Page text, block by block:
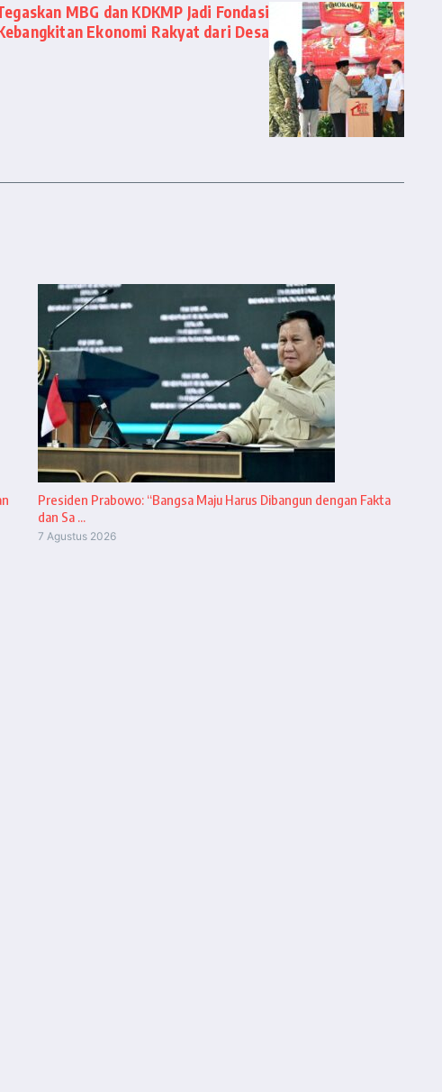
MBG dan KDKMP Jadi Fondasi
Ekonomi Rakyat dari Desa
Presiden Prabowo: “Bangsa Maju Harus Dibangun dengan Fakta
dan Sa ...
7 Agustus 2026